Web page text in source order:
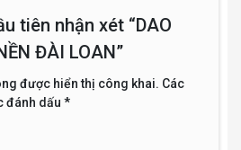
tiên nhận xét “DAO
ĐÀI LOAN”
được hiển thị công khai. Các
đánh dấu *